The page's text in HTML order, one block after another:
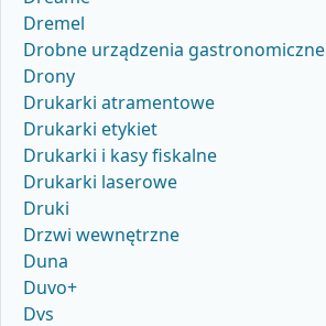
Dremel
Drobne urządzenia gastronomiczne
Drony
Drukarki atramentowe
Drukarki etykiet
Drukarki i kasy fiskalne
Drukarki laserowe
Druki
Drzwi wewnętrzne
Duna
Duvo+
Dvs